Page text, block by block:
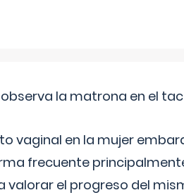
observa la matrona en el
vaginal en la mujer
frecuente
valorar el progreso del